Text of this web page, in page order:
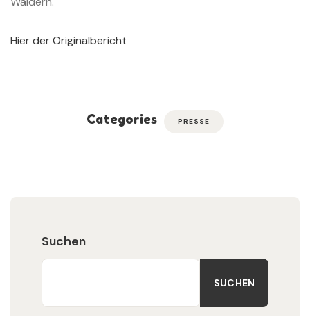
Hier der Originalbericht
Categories PRESSE
Suchen
SUCHEN